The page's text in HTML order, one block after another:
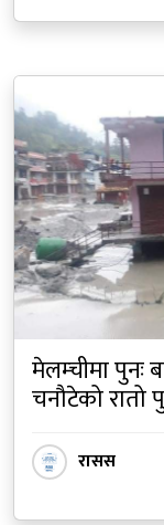
मेलम्चीमा पुनः
चनौटेको रातो
रासस